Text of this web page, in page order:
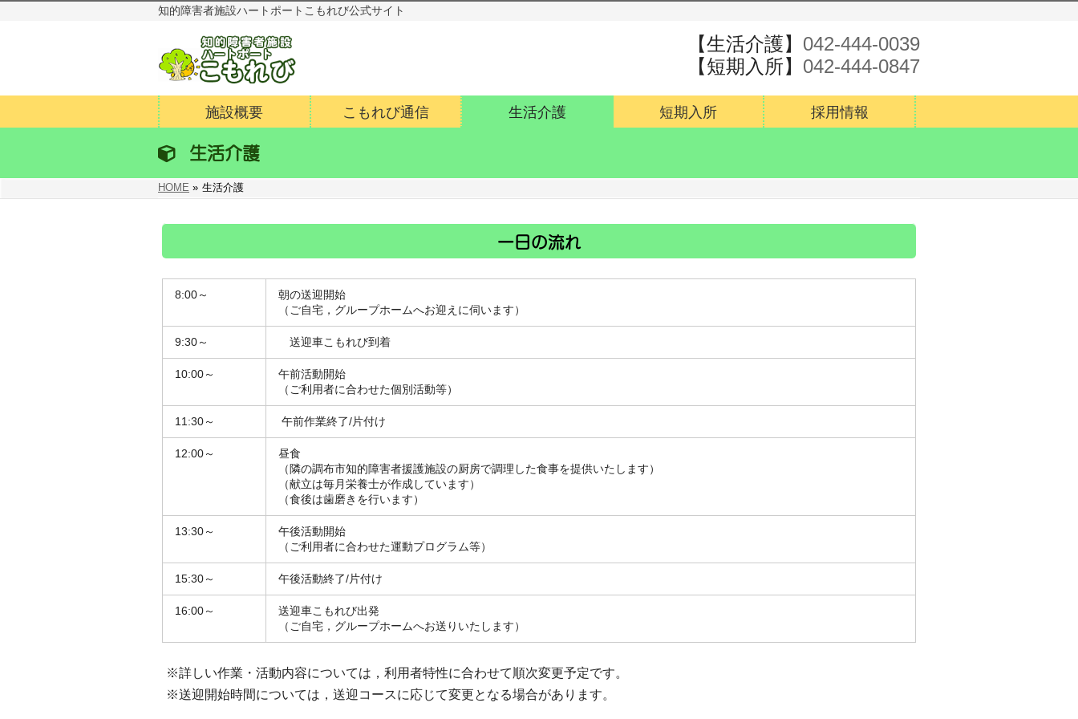
知的障害者施設ハートポートこもれび公式サイト
【生活介護】 042-444-0039
【短期入所】 042-444-0847
施設概要 こもれび通信 生活介護 短期入所 採用情報
生活介護
HOME » 生活介護
一日の流れ
8:00～
朝の送迎開始
（ご自宅，グループホームへお迎えに伺います）
9:30～ 送迎車こもれび到着
10:00～
午前活動開始
（ご利用者に合わせた個別活動等）
11:30～ 午前作業終了/片付け
12:00～
昼食
（隣の調布市知的障害者援護施設の厨房で調理した食事を提供いたします）
（献立は毎月栄養士が作成しています）
（食後は歯磨きを行います）
13:30～
午後活動開始
（ご利用者に合わせた運動プログラム等）
15:30～ 午後活動終了/片付け
16:00～
送迎車こもれび出発
（ご自宅，グループホームへお送りいたします）
※詳しい作業・活動内容については，利用者特性に合わせて順次変更予定です。
※送迎開始時間については，送迎コースに応じて変更となる場合があります。